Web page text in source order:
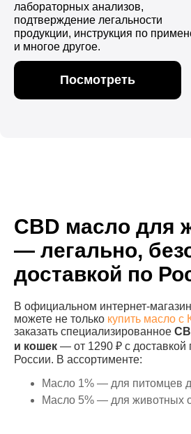
лабораторных анализов,
подтверждение легальности
продукции, инструкция по
и многое другое.
Посмотреть
CBD масло для
— легально,
доставкой по
В официальном интернет-
можете не только купить масло
заказать специализированное
и кошек — от 1290 ₽ с доставкой
России. В ассортименте:
Масло 1% — для питомцев
Масло 5% — для животных